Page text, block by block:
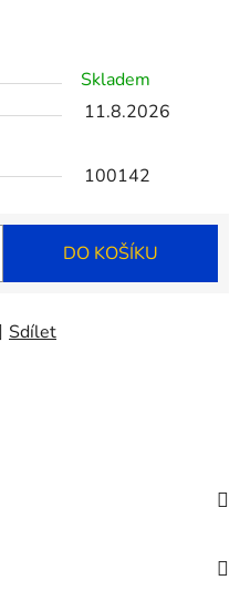
Skladem
11.8.2026
100142
DO KOŠÍKU
Sdílet